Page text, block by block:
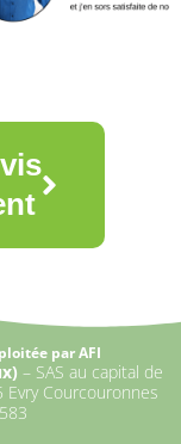
par AFI
– SAS au capital de
Courcouronnes